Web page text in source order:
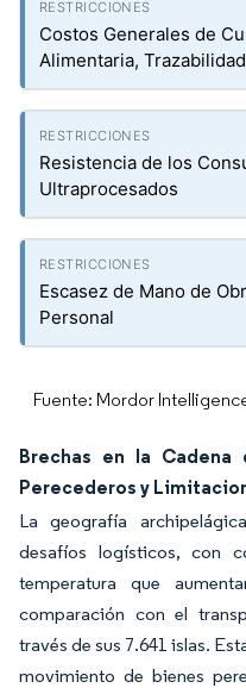
Costos Generales de
Alimentaria,
Resistencia de los
Ultraprocesados
Escasez de Mano de
Personal
Fuente: Mordor
Brechas en la Cadena
Perecederos y
La geografía
desafíos logísticos, con
temperatura que
comparación con el
través de sus 7.641 islas.
movimiento de bienes